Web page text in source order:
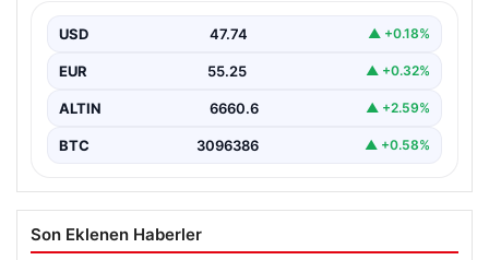
Elazığ'da, tefecilere borçlandığını belirterek yaşamına
alan…
USD 47.74 ▲ +0.18%
EUR 55.25 ▲ +0.32%
ALTIN 6660.6 ▲ +2.59%
BTC 3096386 ▲ +0.58%
Son Eklenen Haberler